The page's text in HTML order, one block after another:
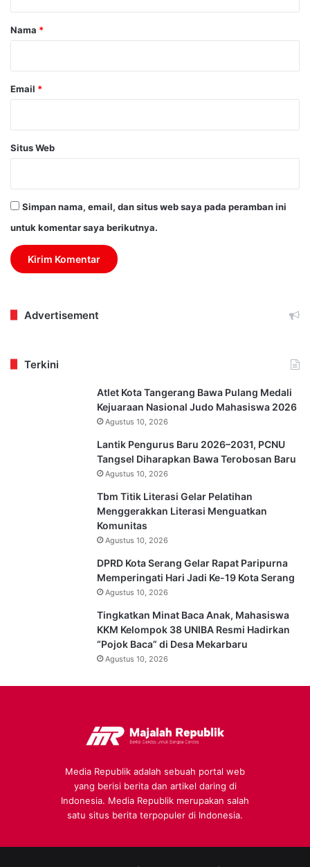
rNama *
Email *
Situs Web
Simpan nama, email, dan situs web saya pada peramban ini
untuk komentar saya berikutnya.
Advertisement
Terkini
Atlet Kota Tangerang Bawa Pulang Medali
Kejuaraan Nasional Judo Mahasiswa 2026
Agustus 10, 2026
Lantik Pengurus Baru 2026–2031, PCNU
Tangsel Diharapkan Bawa Terobosan Baru
Agustus 10, 2026
Tbm Titik Literasi Gelar Pelatihan
Menggerakkan Literasi Menguatkan
Komunitas
Agustus 10, 2026
DPRD Kota Serang Gelar Rapat Paripurna
Memperingati Hari Jadi Ke-19 Kota Serang
Agustus 10, 2026
Tingkatkan Minat Baca Anak, Mahasiswa
KKM Kelompok 38 UNIBA Resmi Hadirkan
“Pojok Baca” di Desa Mekarbaru
Agustus 10, 2026
Media Republik adalah sebuah portal web
yang berisi berita dan artikel daring di
Indonesia. Media Republik merupakan salah
satu situs berita terpopuler di Indonesia.